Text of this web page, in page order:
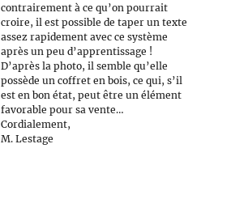
contrairement à ce qu’on pourrait
croire, il est possible de taper un texte
assez rapidement avec ce système
après un peu d’apprentissage !
D’après la photo, il semble qu’elle
possède un coffret en bois, ce qui, s’il
est en bon état, peut être un élément
favorable pour sa vente…
Cordialement,
M. Lestage